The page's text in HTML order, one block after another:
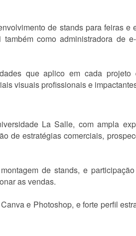
de stands para feiras e
como administradora de
que aplico em cada
visuais profissionais e
La Salle, com ampla
de estratégias comerciais,
de stands, e
as vendas.
e Photoshop, e forte perfil